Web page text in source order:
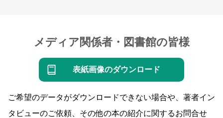
メディア関係者・図書館の皆様
表紙画像のダウンロード
ご希望のデータがダウンロードできない場合や、著者イン
タビューのご依頼、その他の本の紹介に関するお問合せ